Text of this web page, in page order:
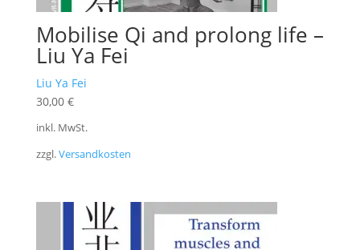
Mobilise Qi and prolong life –
Liu Ya Fei
Liu Ya Fei
30,00 €
inkl. MwSt.
zzgl.Versandkosten